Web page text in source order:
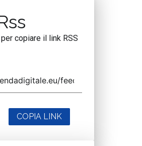
copiare il link RSS
COPIA LINK